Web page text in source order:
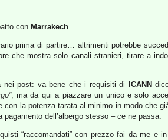
con Marrakech.
prima di partire… altrimenti potrebbe
che mostra solo canali stranieri, tirare a
nei post: va bene che i requisiti di ICANN
, ma da qui a piazzare un unico e solo
la potenza tarata al minimo in modo che
dell’albergo stesso – ce ne passa.
“raccomandati” con prezzo fai da me e